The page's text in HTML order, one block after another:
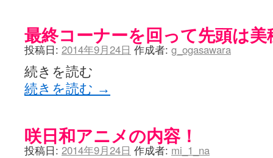
最終コーナーを回って先頭は
投稿日: 2014年9月24日 作成者: g_ogasawara
続きを読む
続きを読む →
咲日和アニメの内容！
投稿日: 2014年9月24日 作成者: mi_1_na